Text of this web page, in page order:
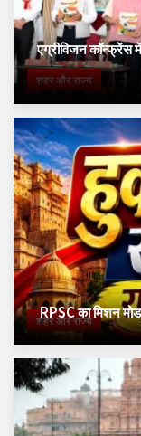
शहर और राज्य
एग्रीविजन कॉन्फ्रेंस
शहर और राज्य
RPSC का मिशन